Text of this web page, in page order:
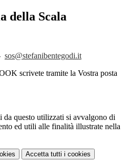
della Scala
sos@stefanibentegodi.it
scrivete tramite la Vostra posta
da questo utilizzati si avvalgono di
ed utili alle finalità illustrate nella
Accetta tutti i cookies